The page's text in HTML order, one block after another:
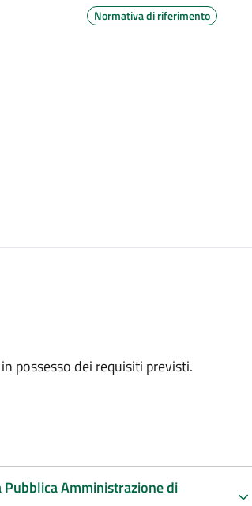
Normativa di riferimento
possesso dei requisiti previsti.
Amministrazione di